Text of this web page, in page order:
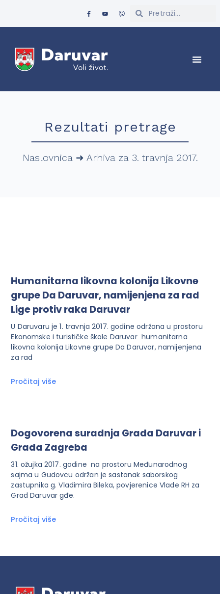
Rezultati pretrage
Naslovnica ➜ Arhiva za 3. travnja 2017.
Humanitarna likovna kolonija Likovne
grupe Da Daruvar, namijenjena za rad
Lige protiv raka Daruvar
U Daruvaru je 1. travnja 2017. godine održana u prostoru
Ekonomske i turističke škole Daruvar humanitarna
likovna kolonija Likovne grupe Da Daruvar, namijenjena
za rad
Pročitaj više
Dogovorena suradnja Grada Daruvar i
Grada Zagreba
31. ožujka 2017. godine na prostoru Međunarodnog
sajma u Gudovcu održan je sastanak saborskog
zastupnika g. Vladimira Bileka, povjerenice Vlade RH za
Grad Daruvar gđe.
Pročitaj više